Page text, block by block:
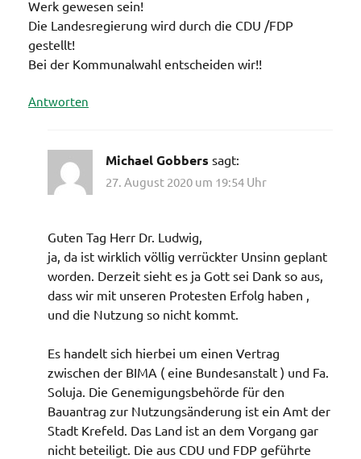
Werk gewesen sein!
Die Landesregierung wird durch die CDU /FDP
gestellt!
Bei der Kommunalwahl entscheiden wir!!
Antworten
Michael Gobbers sagt:
27. August 2020 um 19:54 Uhr
Guten Tag Herr Dr. Ludwig,
ja, da ist wirklich völlig verrückter Unsinn geplant
worden. Derzeit sieht es ja Gott sei Dank so aus,
dass wir mit unseren Protesten Erfolg haben ,
und die Nutzung so nicht kommt.
Es handelt sich hierbei um einen Vertrag
zwischen der BIMA ( eine Bundesanstalt ) und Fa.
Soluja. Die Genemigungsbehörde für den
Bauantrag zur Nutzungsänderung ist ein Amt der
Stadt Krefeld. Das Land ist an dem Vorgang gar
nicht beteiligt. Die aus CDU und FDP geführte